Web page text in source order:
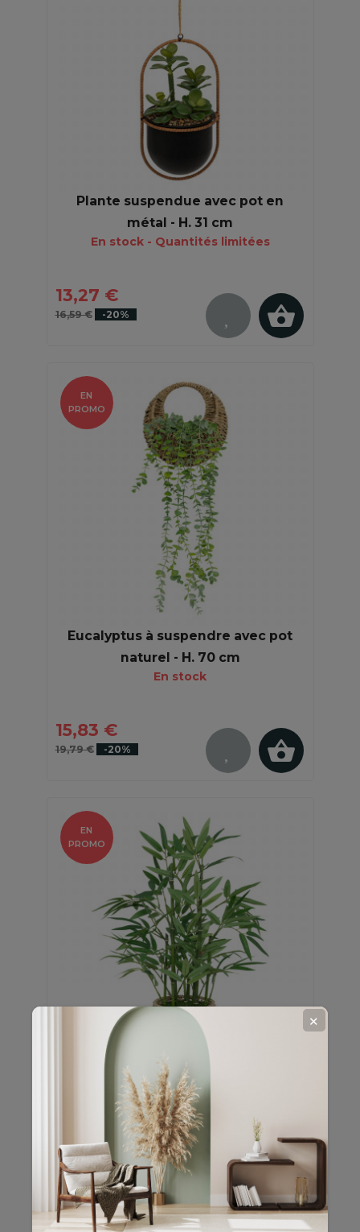
Plante suspendue avec pot en
métal - H. 31 cm
En stock - Quantités limitées
13,27 €
16,59 € -20%
Eucalyptus à suspendre avec pot
naturel - H. 70 cm
En stock
15,83 €
19,79 € -20%
EN
PROMO
Bambou artificiel avec pot matériau
naturel - H. 46 cm
En stock
15,83 €
19,79 € -20%
EN
PROMO
✕